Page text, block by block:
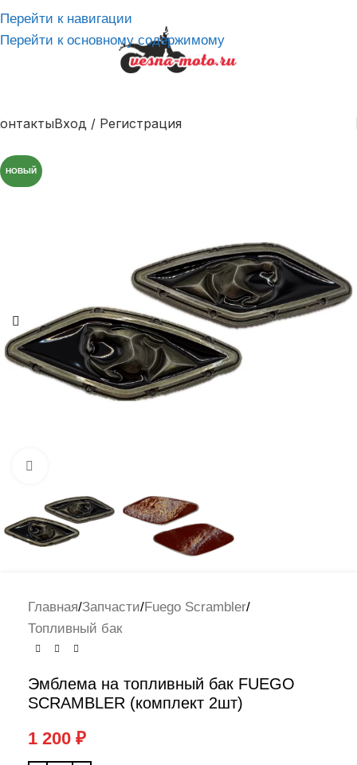
Перейти к навигации
Перейти к основному содержимому
Вход / Регистрация
НОВЫЙ
Главная/Запчасти/Fuego Scrambler/
Топливный бак
Эмблема на топливный бак FUEGO
SCRAMBLER (комплект 2шт)
1 200 ₽